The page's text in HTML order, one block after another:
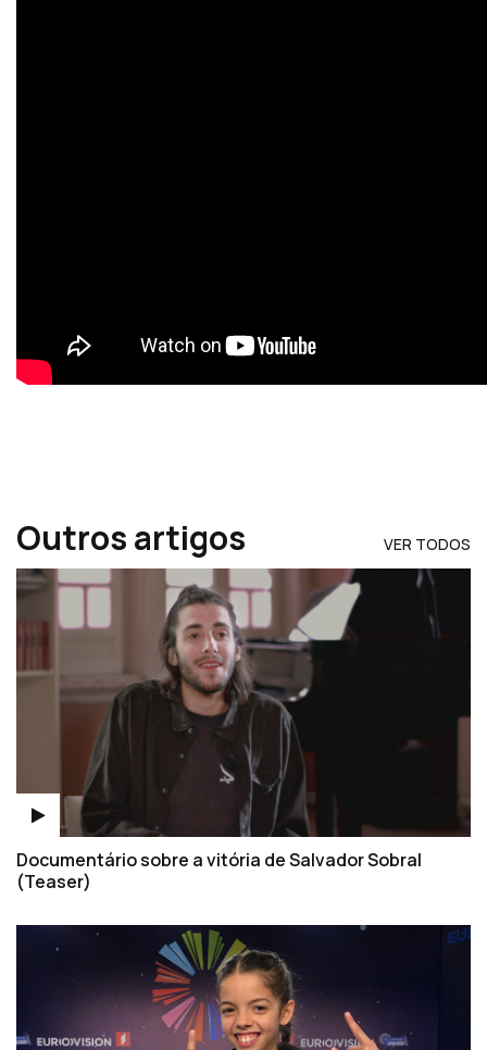
Outros artigos VER TODOS
Documentário sobre a vitória de Salvador Sobral
(Teaser)